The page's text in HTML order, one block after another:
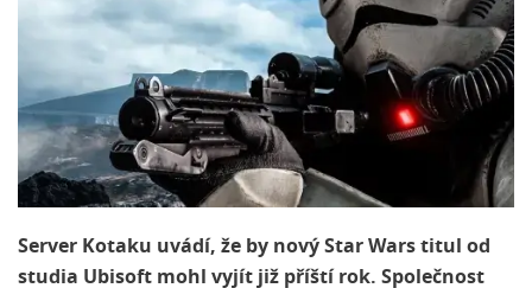
Server Kotaku uvádí, že by nový Star Wars titul od
studia Ubisoft mohl vyjít již příští rok. Společnost